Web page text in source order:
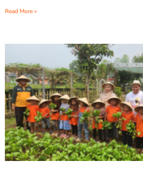
Read More »